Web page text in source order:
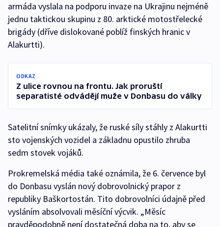
armáda vyslala na podporu invaze na Ukrajinu nejméně
jednu taktickou skupinu z 80. arktické motostřelecké
brigády (dříve dislokované poblíž finských hranic v
Alakurtti).
ODKAZ
Z ulice rovnou na frontu. Jak proruští
separatisté odvádějí muže v Donbasu do války
Satelitní snímky ukázaly, že ruské síly stáhly z Alakurtti
sto vojenských vozidel a základnu opustilo zhruba
sedm stovek vojáků.
Prokremelská média také oznámila, že 6. července byl
do Donbasu vyslán nový dobrovolnický prapor z
republiky Baškortostán. Tito dobrovolníci údajně před
vysláním absolvovali měsíční výcvik. „Měsíc
pravděpodobně není dostatečná doba na to, aby se